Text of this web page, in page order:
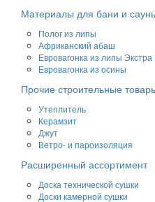
Материалы для бани и
Полог из липы
Африканский абаш
Евровагонка из липы Экстра
Евровагонка из осины
Прочие строительные
Утеплитель
Керамзит
Джут
Ветро- и пароизоляция
Расширенный ассортимент
Доска технической сушки
Доски камерной сушки